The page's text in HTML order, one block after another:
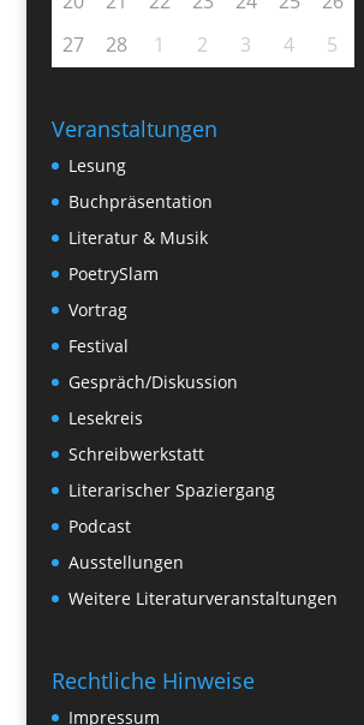
27
28 1 2 3 4 5
Veranstaltungen
Lesung
Buchpräsentation
Literatur & Musik
PoetrySlam
Vortrag
Festival
Gespräch/Diskussion
Lesekreis
Schreibwerkstatt
Literarischer Spaziergang
Podcast
Ausstellungen
Weitere Literaturveranstaltungen
Rechtliche Hinweise
Impressum